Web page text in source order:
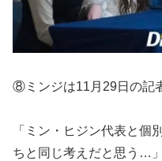
⑧ミンジは11月29日の記
「ミン・ヒジン代表と個
ちと同じ考えだと思う…」